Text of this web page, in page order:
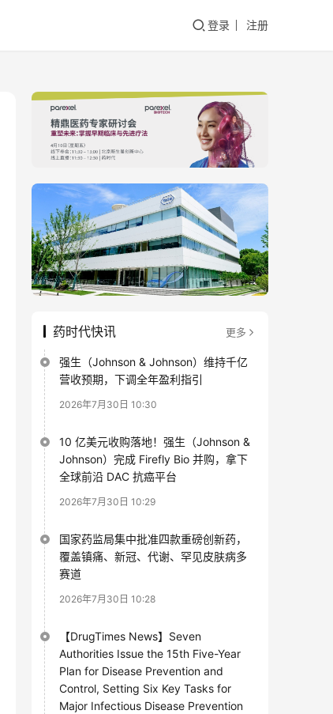
登录 注册
药时代快讯 更多
强生（Johnson & Johnson）维持千亿
营收预期，下调全年盈利指引
2026年7月30日 10:30
10 亿美元收购落地！强生（Johnson &
Johnson）完成 Firefly Bio 并购，拿下
全球前沿 DAC 抗癌平台
2026年7月30日 10:29
国家药监局集中批准四款重磅创新药，
覆盖镇痛、新冠、代谢、罕见皮肤病多
赛道
2026年7月30日 10:28
【DrugTimes News】Seven
Authorities Issue the 15th Five-Year
Plan for Disease Prevention and
Control, Setting Six Key Tasks for
Major Infectious Disease Prevention